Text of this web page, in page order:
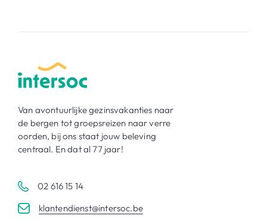
Van avontuurlijke gezinsvakanties naar
de bergen tot groepsreizen naar verre
oorden, bij ons staat jouw beleving
centraal. En dat al 77 jaar!
02 616 15 14
klantendienst@intersoc.be